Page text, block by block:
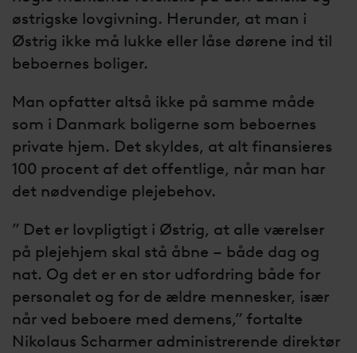
østrigske lovgivning. Herunder, at man i
Østrig ikke må lukke eller låse dørene ind til
beboernes boliger.
Man opfatter altså ikke på samme måde
som i Danmark boligerne som beboernes
private hjem. Det skyldes, at alt finansieres
100 procent af det offentlige, når man har
det nødvendige plejebehov.
” Det er lovpligtigt i Østrig, at alle værelser
på plejehjem skal stå åbne – både dag og
nat. Og det er en stor udfordring både for
personalet og for de ældre mennesker, især
når ved beboere med demens,” fortalte
Nikolaus Scharmer administrerende direktør